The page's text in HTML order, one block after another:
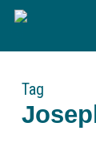
Skip
main
Tag